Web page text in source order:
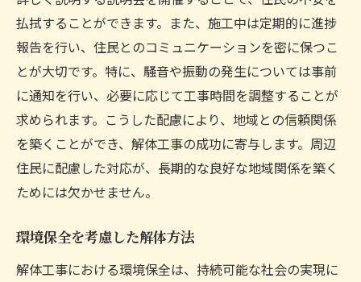
払拭することができます。また、施工中は定期的に進捗
報告を行い、住民とのコミュニケーションを密に保つこ
とが大切です。特に、騒音や振動の発生については事前
に通知を行い、必要に応じて工事時間を調整することが
求められます。こうした配慮により、地域との信頼関係
を築くことができ、解体工事の成功に寄与します。周辺
住民に配慮した対応が、長期的な良好な地域関係を築く
ためには欠かせません。
環境保全を考慮した解体方法
解体工事における環境保全は、持続可能な社会の実現に